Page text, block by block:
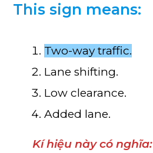
This sign means:
Two-way traffic.
Lane shifting.
Low clearance.
Added lane.
Kí hiệu này có nghĩa: